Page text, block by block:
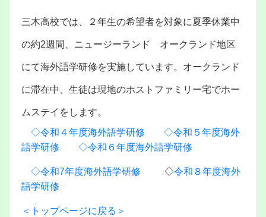
三木高校では、２年生の希望者を対象に夏季休業中
の約2週間、ニュージーランド オークランド地区
にて海外語学研修を実施しています。オークランド
に滞在中、生徒は現地のホストファミリー宅でホー
ムステイをします。
◇令和４年度海外語学研修
◇令和５年度海外
語学研修
◇令和６年度海外語学研修
◇令和7年度海外語学研修 ◇令和８年度海外
語学研修
＜トップページに戻る＞